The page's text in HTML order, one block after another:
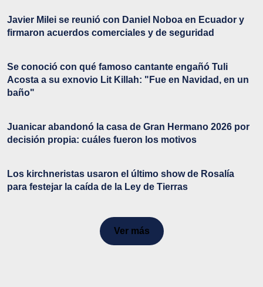
Javier Milei se reunió con Daniel Noboa en Ecuador y
firmaron acuerdos comerciales y de seguridad
Se conoció con qué famoso cantante engañó Tuli
Acosta a su exnovio Lit Killah: "Fue en Navidad, en un
baño"
Juanicar abandonó la casa de Gran Hermano 2026 por
decisión propia: cuáles fueron los motivos
Los kirchneristas usaron el último show de Rosalía
para festejar la caída de la Ley de Tierras
Ver más